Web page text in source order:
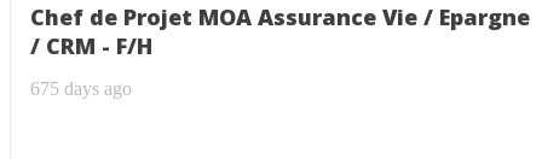
Chef de Projet MOA Assurance Vie / Epargne
/ CRM - F/H
675 days ago